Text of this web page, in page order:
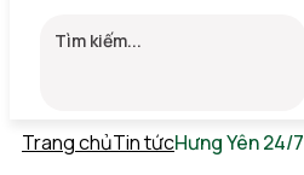
Trang chủTin tứcHưng Yên 24/7